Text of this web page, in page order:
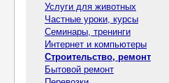
Услуги для животных
Частные уроки, курсы
Семинары, тренинги
Интернет и компьютеры
Строительство, ремонт
Бытовой ремонт